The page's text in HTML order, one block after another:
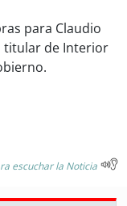
para Claudio
titular de Interior
escuchar la Noticia